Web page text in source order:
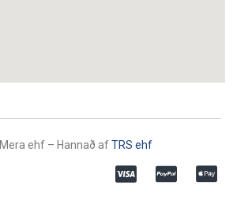
Mera ehf – Hannað afTRS ehf